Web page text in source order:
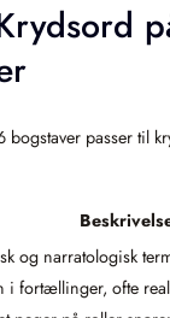
bogstaver passer til
og narratologisk
i fortællinger, ofte